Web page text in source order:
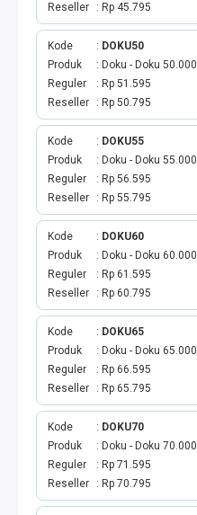
MOBILE LEGENDS
GENSHIN IMPACT
GOOGLE PLAY
ITUNES
WIFI ID
STREAMING
TRANSVISION X-STREAM
TV PRABAYAR
TAGIHAN LISTRIK
TAGIHAN PDAM
TAGIHAN BPJS
TAGIHAN GAS
Reseller
Rp 45.795
Kode
DOKU50
Produk
Doku - Doku 50.000
Reguler
Rp 51.595
Reseller
Rp 50.795
Kode
DOKU55
Produk
Doku - Doku 55.000
Reguler
Rp 56.595
Reseller
Rp 55.795
Kode
DOKU60
Produk
Doku - Doku 60.000
Reguler
Rp 61.595
Reseller
Rp 60.795
Kode
DOKU65
Produk
Doku - Doku 65.000
Reguler
Rp 66.595
Reseller
Rp 65.795
Kode
DOKU70
Produk
Doku - Doku 70.000
Reguler
Rp 71.595
Reseller
Rp 70.795